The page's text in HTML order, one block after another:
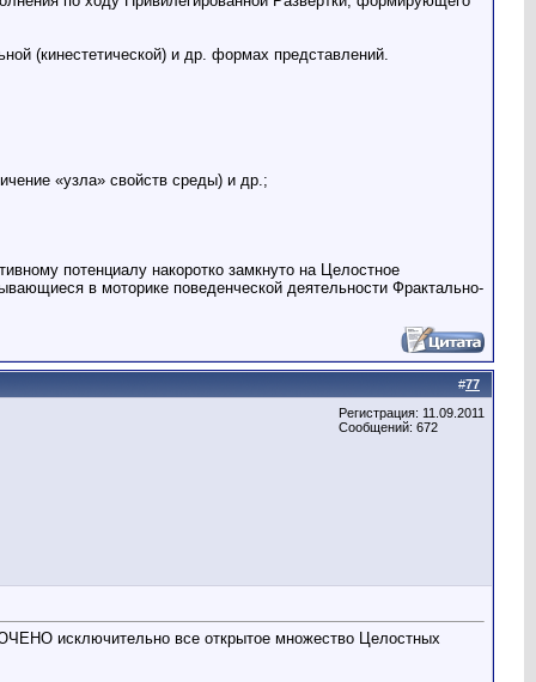
(кинестетической) и др. формах представлений.
«узла» свойств среды) и др.;
потенциалу накоротко замкнуто на Целостное
в моторике поведенческой деятельности Фрактально-
#77
Регистрация: 11.09.2011
Сообщений: 672
исключительно все открытое множество Целостных